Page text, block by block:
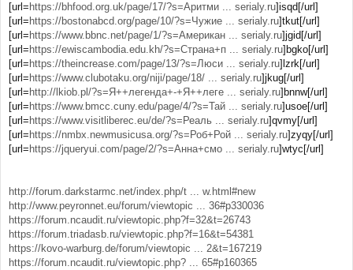
[url= https://bhfood.org.uk/page/17/?s=Аритми ... serialy.ru]isqd[/url]
[url= https://bostonabcd.org/page/10/?s=Чужие ... serialy.ru]tkut[/url]
[url= https://www.bbnc.net/page/1/?s=Американ ... serialy.ru]jgid[/url]
[url= https://ewiscambodia.edu.kh/?s=Страна+п ... serialy.ru]bgko[/url]
[url= https://theincrease.com/page/13/?s=Люси ... serialy.ru]lzrk[/url]
[url= https://www.clubotaku.org/niji/page/18/ ... serialy.ru]jkug[/url]
[url= http://lkiob.pl/?s=Я++легенда+-+Я++леге ... serialy.ru]bnnw[/url]
[url= https://www.bmcc.cuny.edu/page/4/?s=Тай ... serialy.ru]usoe[/url]
[url= https://www.visitliberec.eu/de/?s=Реаль ... serialy.ru]qvmy[/url]
[url= https://nmbx.newmusicusa.org/?s=Роб+Рой ... serialy.ru]zyqy[/url]
[url= https://jqueryui.com/page/2/?s=Анна+смо ... serialy.ru]wtyc[/url]
http://forum.darkstarmc.net/index.php/t ... w.html#new
http://www.peyronnet.eu/forum/viewtopic ... 36#p330036
https://forum.ncaudit.ru/viewtopic.php?f=32&t=26743
https://forum.triadasb.ru/viewtopic.php?f=16&t=54381
https://kovo-warburg.de/forum/viewtopic ... 2&t=167219
https://forum.ncaudit.ru/viewtopic.php? ... 65#p160365